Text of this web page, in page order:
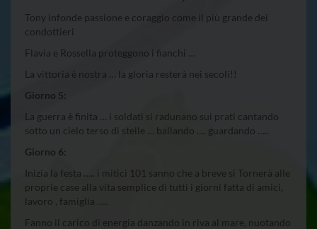
Tony infonde passione e coraggio come il più grande dei
condottieri
Flavia e Rossella proteggono i fianchi …
La vittoria è nostra … la gloria resterà nei secoli!!
Giorno 5:
La guerra è finita … i soldati si radunano sui prati cantando
sotto un cielo terso di stelle … ballando …. guardando …..
Giorno 6:
Inizia la festa ….. i mitici 101 sanno che a breve si Tornerà alle
proprie case alla vita semplice di tutti i giorni fatta di amici,
lavoro , famiglia …..
Fanno il carico di energia danzando in riva al mare, nuotando